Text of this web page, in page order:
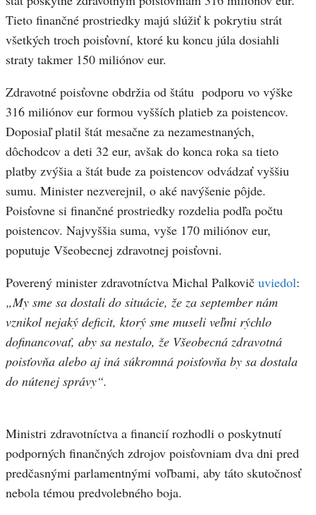
Tieto finančné prostriedky majú slúžiť k pokrytiu strát
všetkých troch poisťovní, ktoré ku koncu júla dosiahli
straty takmer 150 miliónov eur.
Zdravotné poisťovne obdržia od štátu podporu vo výške
316 miliónov eur formou vyšších platieb za poistencov.
Doposiaľ platil štát mesačne za nezamestnaných,
dôchodcov a deti 32 eur, avšak do konca roka sa tieto
platby zvýšia a štát bude za poistencov odvádzať vyššiu
sumu. Minister nezverejnil, o aké navýšenie pôjde.
Poisťovne si finančné prostriedky rozdelia podľa počtu
poistencov. Najvyššia suma, vyše 170 miliónov eur,
poputuje Všeobecnej zdravotnej poisťovni.
Poverený minister zdravotníctva Michal Palkovič uviedol:
„My sme sa dostali do situácie, že za september nám
vznikol nejaký deficit, ktorý sme museli veľmi rýchlo
dofinancovať, aby sa nestalo, že Všeobecná zdravotná
poisťovňa alebo aj iná súkromná poisťovňa by sa dostala
do nútenej správy“.
Ministri zdravotníctva a financií rozhodli o poskytnutí
podporných finančných zdrojov poisťovniam dva dni pred
predčasnými parlamentnými voľbami, aby táto skutočnosť
nebola témou predvolebného boja.